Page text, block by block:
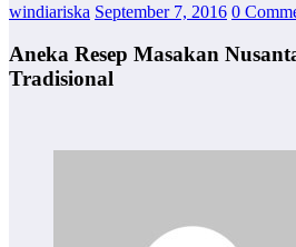
windiariska September 7, 2016 0
Aneka Resep Masakan
Tradisional